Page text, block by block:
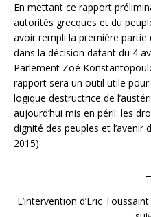
En mettant ce rapport
autorités grecques et du
avoir rempli la première
dans la décision datant du 4
Parlement Zoé
rapport sera un outil utile
logique destructrice de
aujourd’hui mis en péril: les
dignité des peuples et
2015)
L’intervention d’Eric